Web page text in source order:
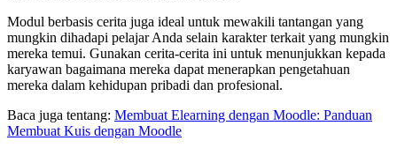
Modul berbasis cerita juga ideal untuk mewakili tantangan yang
mungkin dihadapi pelajar Anda selain karakter terkait yang mungkin
mereka temui. Gunakan cerita-cerita ini untuk menunjukkan kepada
karyawan bagaimana mereka dapat menerapkan pengetahuan
mereka dalam kehidupan pribadi dan profesional.
Baca juga tentang: Membuat Elearning dengan Moodle: Panduan
Membuat Kuis dengan Moodle